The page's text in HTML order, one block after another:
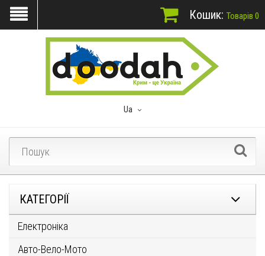
Ua
Кошик: Товарів 0
КАТЕГОРІЇ
Електроніка
Авто-Вело-Мото